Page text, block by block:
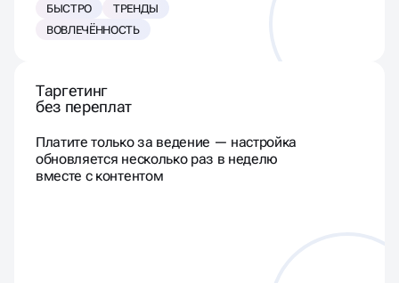
БЫСТРО
ТРЕНДЫ
ВОВЛЕЧЁННОСТЬ
Таргетинг
без переплат
Платите только за ведение — настройка
обновляется несколько раз в неделю
вместе с контентом